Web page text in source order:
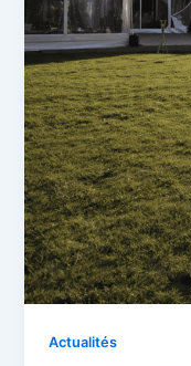
Actualités